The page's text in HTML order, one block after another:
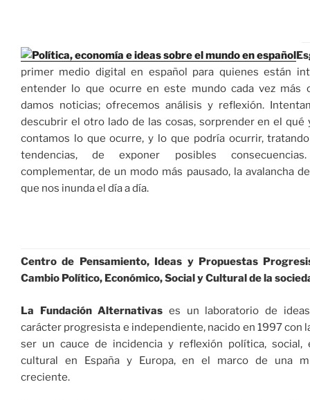
primer medio digital en español para quienes están
entender lo que ocurre en este mundo cada vez más
damos noticias; ofrecemos análisis y reflexión.
descubrir el otro lado de las cosas, sorprender en el qué
contamos lo que ocurre, y lo que podría ocurrir,
tendencias, de exponer posibles
complementar, de un modo más pausado, la avalancha
que nos inunda el día a día.
Centro de Pensamiento, Ideas y Propuestas
Cambio Político, Económico, Social y Cultural de la
La Fundación Alternativas es un laboratorio de
carácter progresista e independiente, nacido en 1997​ con
ser un cauce de incidencia y reflexión política, social,
cultural en España y Europa, en el marco de una
creciente.